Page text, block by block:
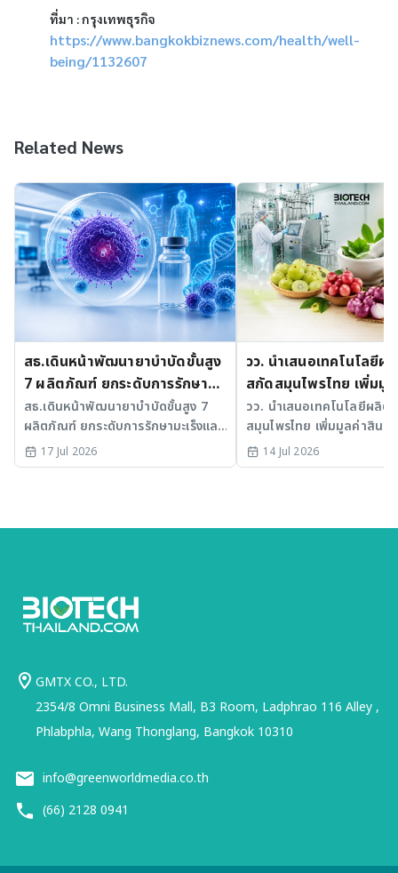
https://www.bangkokbiznews.com/health/well-
being/1132607
Related News
สธ.เดินหน้าพัฒนายาบำบัดขั้นสูง
7 ผลิตภัณฑ์ ยกระดับการรักษา
มะเร็งและ SLE
สธ.เดินหน้าพัฒนายาบำบัดขั้นสูง 7
ผลิตภัณฑ์ ยกระดับการรักษามะเร็งและ
SLE พร้อมเร่ง Medical AI
ประเทศไทย
17 Jul 2026
วว. นำเสนอเทคโนโลยีผ
สกัดสมุนไพรไทย เพิ่มมู
วว. นำเสนอเทคโนโลยีผลิต
สมุนไพรไทย เพิ่มมูลค่าสินค้า
14 Jul 2026
GMTX CO., LTD.
2354/8 Omni Business Mall, B3 Room, Ladphrao 116 Alley ,
Phlabphla, Wang Thonglang, Bangkok 10310
info@greenworldmedia.co.th
(66) 2128 0941